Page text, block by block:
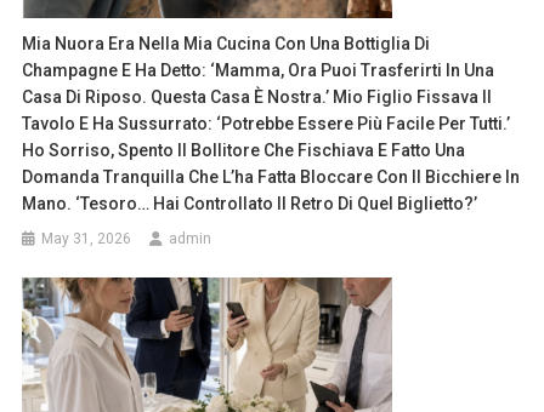
Mia Nuora Era Nella Mia Cucina Con Una Bottiglia Di
Champagne E Ha Detto: ‘Mamma, Ora Puoi Trasferirti In Una
Casa Di Riposo. Questa Casa È Nostra.’ Mio Figlio Fissava Il
Tavolo E Ha Sussurrato: ‘Potrebbe Essere Più Facile Per Tutti.’
Ho Sorriso, Spento Il Bollitore Che Fischiava E Fatto Una
Domanda Tranquilla Che L’ha Fatta Bloccare Con Il Bicchiere In
Mano. ‘Tesoro… Hai Controllato Il Retro Di Quel Biglietto?’
May 31, 2026 admin